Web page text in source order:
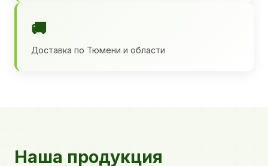
🚚
Доставка по Тюмени и области
Наша продукция